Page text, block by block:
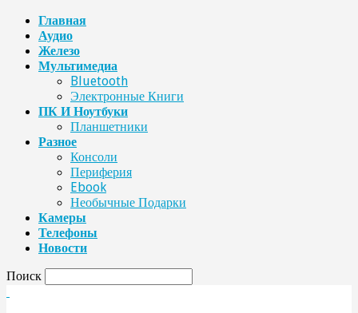
Главная
Аудио
Железо
Мультимедиа
Bluetooth
Электронные Книги
ПК И Ноутбуки
Планшетники
Разное
Консоли
Периферия
Ebook
Необычные Подарки
Камеры
Телефоны
Новости
Поиск